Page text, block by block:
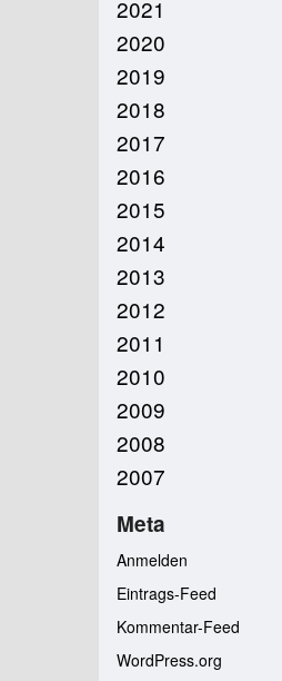
2021
2020
2019
2018
2017
2016
2015
2014
2013
2012
2011
2010
2009
2008
2007
Meta
Anmelden
Eintrags-Feed
Kommentar-Feed
WordPress.org